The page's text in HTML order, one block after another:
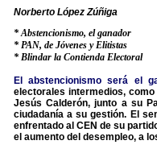
Norberto López Zúñiga
* Abstencionismo, el ganador
* PAN, de Jóvenes y Elitistas
* Blindar la Contienda Electoral
El abstencionismo será el
electorales intermedios,
Jesús Calderón, junto a su
ciudadanía a su gestión. El
enfrentado al CEN de su
el aumento del desempleo, a